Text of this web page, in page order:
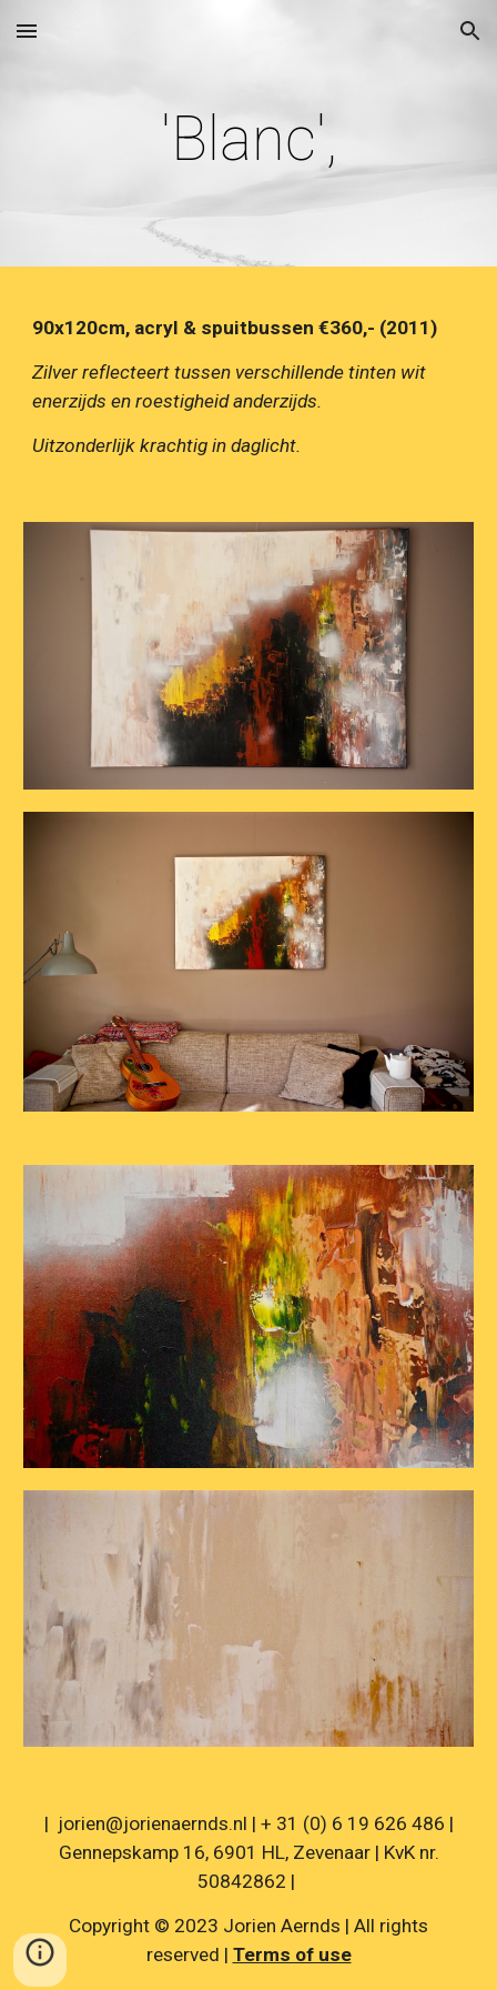
Skip to main content Skip to navigation
'Blanc',
90x120cm, acryl & spuitbussen €360,- (2011)
Zilver reflecteert tussen verschillende tinten wit
enerzijds en roestigheid anderzijds.
Uitzonderlijk krachtig in daglicht.
| jorien@jorienaernds.nl | + 31 (0) 6 19 626 486 |
Gennepskamp 16, 6901 HL, Zevenaar | KvK nr.
50842862 |
Copyright © 2023 Jorien Aernds | All rights
reserved | Terms of use